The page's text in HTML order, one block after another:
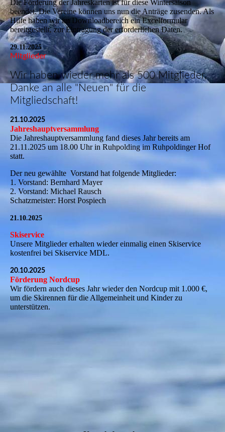
Die Förderung der Jahreskarten ist für diese Wintersaison
beendet. Die Vereine können uns nun die Anträge zusenden. Als
Hilfe haben wir im Downloadbereich ein Excelformular
bereitgestellt, zur Eintragung der erforderlichen Daten.
29.11.2025
Mitglieder
Wir haben wieder mehr als 500 Mitglieder,
Danke an alle "Neuen" für die
Mitgliedschaft!
21.10.2025
Jahreshauptversammlung
Die Jahreshauptversammlung fand dieses Jahr bereits am
21.11.2025 um 18.00 Uhr in Ruhpolding im Ruhpoldinger Hof
statt.
Der neu gewählte Vorstand hat folgende Mitglieder:
1. Vorstand: Bernhard Mayer
2. Vorstand: Michael Rausch
Schatzmeister: Horst Pospiech
21.10.2025
Skiservice
Unsere Mitglieder erhalten wieder einmalig einen Skiservice
kostenfrei bei Skiservice MDL.
20.10.2025
Förderung Nordcup
Wir fördern auch dieses Jahr wieder den Nordcup mit 1.000 €,
um die Skirennen für die Allgemeinheit und Kinder zu
unterstützen.